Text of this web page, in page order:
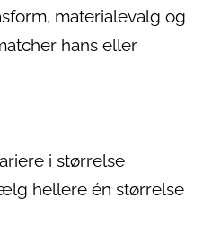
materialevalg og
hans eller
i størrelse
hellere én størrelse